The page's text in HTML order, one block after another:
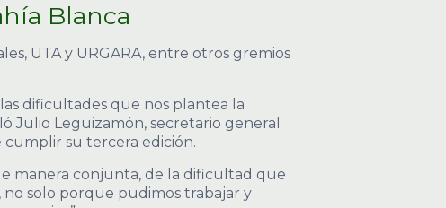
Blanca
UTA y URGARA, entre otros gremios
dificultades que nos plantea la
Julio Leguizamón, secretario general
cumplir su tercera edición.
manera conjunta, de la dificultad que
solo porque pudimos trabajar y